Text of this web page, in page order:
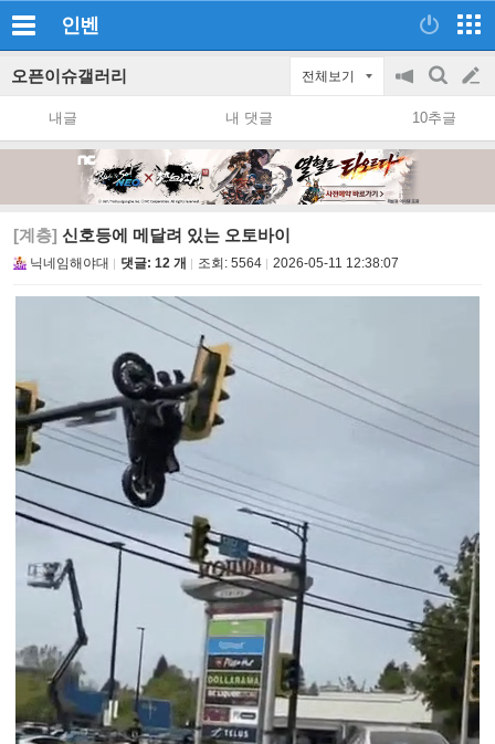
인벤
오픈이슈갤러리 전체보기
공
지
on/off
검
색
글
쓰
내글 내 댓글 10추글
[계층] 신호등에 메달려 있는 오토바이
닉네임해야대 댓글: 12 개 조회: 5564 2026-05-11 12:38:07